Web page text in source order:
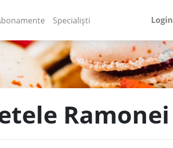
Specialiști Login
Ramonei